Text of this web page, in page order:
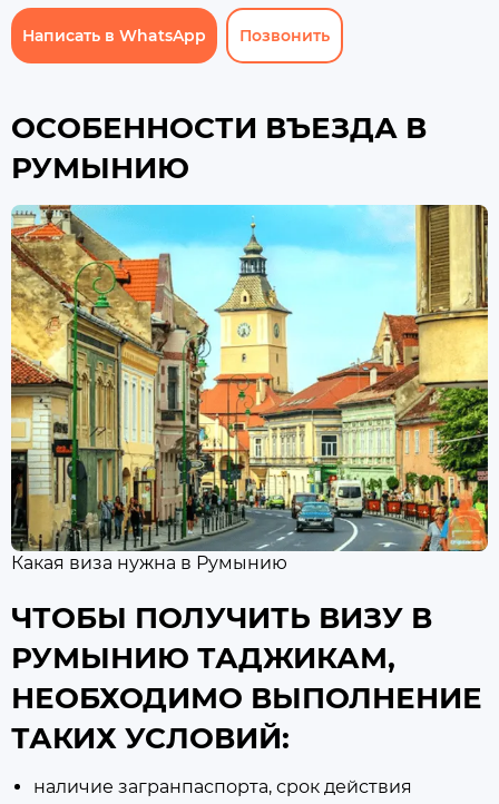
Написать в WhatsApp Позвонить
ОСОБЕННОСТИ ВЪЕЗДА В
РУМЫНИЮ
Какая виза нужна в Румынию
ЧТОБЫ ПОЛУЧИТЬ ВИЗУ В
РУМЫНИЮ ТАДЖИКАМ,
НЕОБХОДИМО ВЫПОЛНЕНИЕ
ТАКИХ УСЛОВИЙ:
наличие загранпаспорта, срок действия